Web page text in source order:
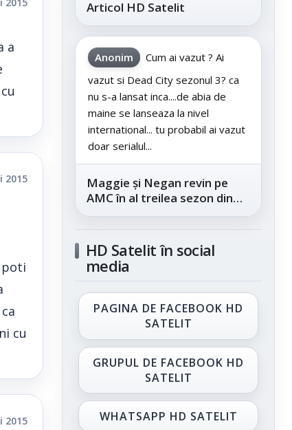
a
2015
poti
cu
2015
Articol HD Satelit
Anonim
Cum ai vazut ? Ai
vazut si Dead City sezonul 3? ca
nu s-a lansat inca....de abia de
maine se lanseaza la nivel
international... tu probabil ai vazut
doar serialul...
Maggie și Negan revin pe
AMC în al treilea sezon din
„The Walking Dead: Dead
HD Satelit în social
media
PAGINA DE FACEBOOK HD
SATELIT
GRUPUL DE FACEBOOK HD
SATELIT
WHATSAPP HD SATELIT